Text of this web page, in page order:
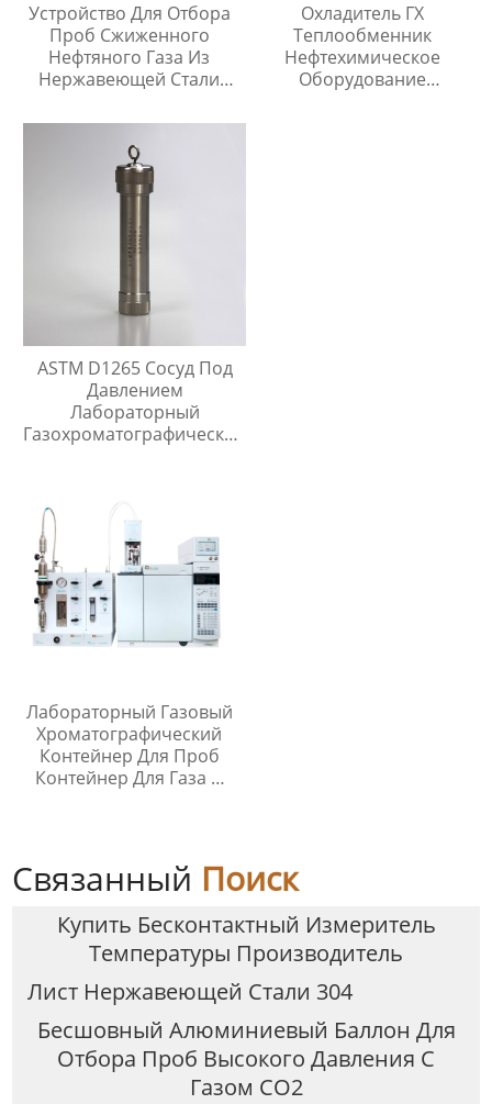
Устройство Для Отбора
Проб Сжиженного
Нефтяного Газа Из
Нержавеющей Стали
Охладитель ГХ
Теплообменник
Нефтехимическое
Оборудование
ASTM D1265 Сосуд Под
Давлением
Лабораторный
Газохроматографический
Лабораторный Газовый
Хроматографический
Контейнер Для Проб
Контейнер Для Газа И
Связанный Поиск
Купить Бесконтактный Измеритель
Температуры Производитель
Лист Нержавеющей Стали 304
Бесшовный Алюминиевый Баллон Для
Отбора Проб Высокого Давления С
Газом CO2